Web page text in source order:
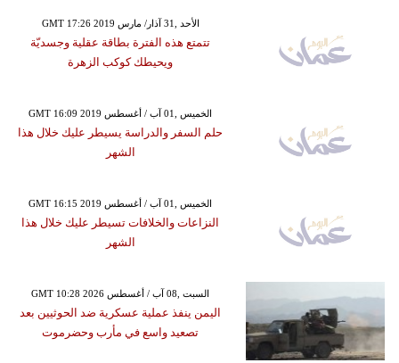
GMT 17:26 2019 الأحد ,31 آذار/ مارس
تتمتع هذه الفترة بطاقة عقلية وجسديّة
ويحيطك كوكب الزهرة
GMT 16:09 2019 الخميس ,01 آب / أغسطس
حلم السفر والدراسة يسيطر عليك خلال هذا
الشهر
GMT 16:15 2019 الخميس ,01 آب / أغسطس
النزاعات والخلافات تسيطر عليك خلال هذا
الشهر
GMT 10:28 2026 السبت ,08 آب / أغسطس
اليمن ينفذ عملية عسكرية ضد الحوثيين بعد
تصعيد واسع في مأرب وحضرموت